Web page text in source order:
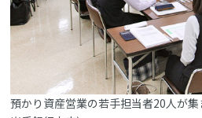
預かり資産営業の若手担当者20人が集